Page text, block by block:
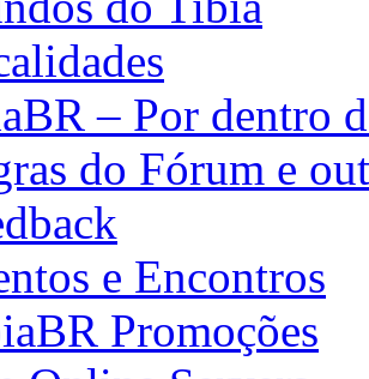
– Por dentro
do Fórum e
e Encontros
Promoções